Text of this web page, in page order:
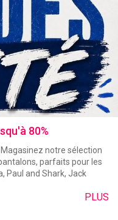
80%
notre sélection
parfaits pour les
Paul and Shark, Jack
PLUS